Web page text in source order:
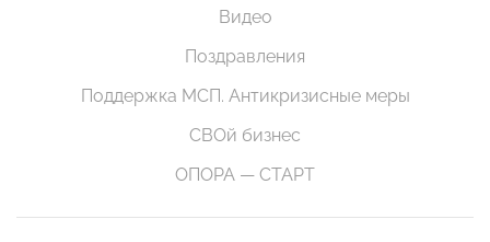
Видео
Поздравления
Поддержка МСП. Антикризисные меры
СВОй бизнес
ОПОРА — СТАРТ